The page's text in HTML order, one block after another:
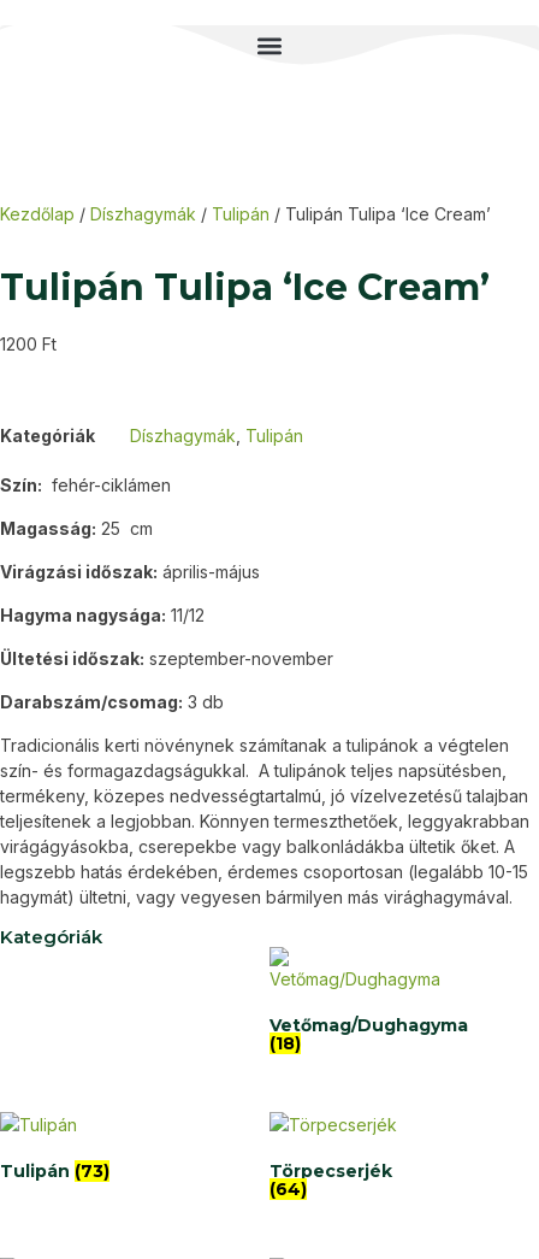
Kezdőlap / Díszhagymák / Tulipán / Tulipán Tulipa ‘Ice Cream’
Tulipán Tulipa ‘Ice Cream’
1200 Ft
Kategóriák Díszhagymák Tulipán
Szín: fehér-ciklámen
Magasság: 25 cm
Virágzási időszak: április-május
Hagyma nagysága: 11/12
Ültetési időszak: szeptember-november
Darabszám/csomag: 3 db
Tradicionális kerti növénynek számítanak a tulipánok a végtelen
szín- és formagazdagságukkal. A tulipánok teljes napsütésben,
termékeny, közepes nedvességtartalmú, jó vízelvezetésű talajban
teljesítenek a legjobban. Könnyen termeszthetőek, leggyakrabban
virágágyásokba, cserepekbe vagy balkonládákba ültetik őket. A
legszebb hatás érdekében, érdemes csoportosan (legalább 10-15
hagymát) ültetni, vagy vegyesen bármilyen más virághagymával.
Kategóriák
Vetőmag/Dughagyma
(18)
Tulipán (73)
Törpecserjék
(64)